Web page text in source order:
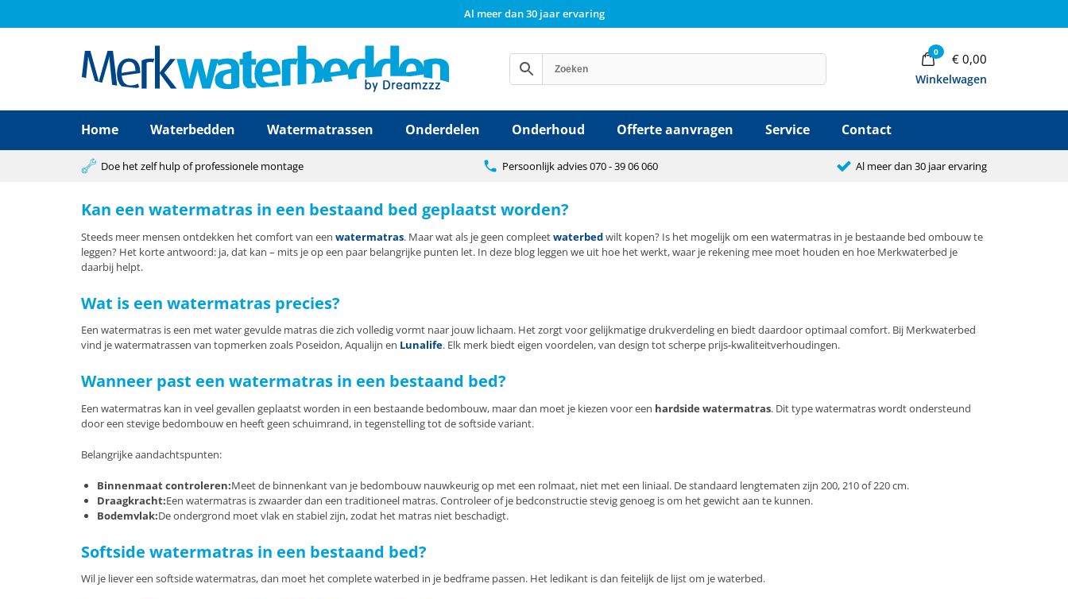
Al meer dan 30 jaar ervaring
0 €0,00
Winkelwagen
Home Waterbedden Watermatrassen Onderdelen Onderhoud Offerte aanvragen Service Contact
Doe het zelf hulp of professionele montage Persoonlijk advies 070 - 39 06 060 Al meer dan 30 jaar ervaring
Kan een watermatras in een bestaand bed geplaatst worden?
Steeds meer mensen ontdekken het comfort van een watermatras. Maar wat als je geen compleetwaterbedwilt kopen? Is het mogelijk om een watermatras in je bestaande bed ombouw te
leggen? Het korte antwoord: ja, dat kan – mits je op een paar belangrijke punten let. In deze blog leggen we uit hoe het werkt, waar je rekening mee moet houden en hoe Merkwaterbed je
daarbij helpt.
Wat is een watermatras precies?
Een watermatras is een met water gevulde matras die zich volledig vormt naar jouw lichaam. Het zorgt voor gelijkmatige drukverdeling en biedt daardoor optimaal comfort. Bij Merkwaterbed
vind je watermatrassen van topmerken zoals Poseidon, Aqualijn en Lunalife. Elk merk biedt eigen voordelen, van design tot scherpe prijs-kwaliteitverhoudingen.
Wanneer past een watermatras in een bestaand bed?
Een watermatras kan in veel gevallen geplaatst worden in een bestaande bedombouw, maar dan moet je kiezen voor een hardside watermatras. Dit type watermatras wordt ondersteund
door een stevige bedombouw en heeft geen schuimrand, in tegenstelling tot de softside variant.
Belangrijke aandachtspunten:
Binnenmaat controleren:Meet de binnenkant van je bedombouw nauwkeurig op met een rolmaat, niet met een liniaal. De standaard lengtematen zijn 200, 210 of 220 cm.
Draagkracht:Een watermatras is zwaarder dan een traditioneel matras. Controleer of je bedconstructie stevig genoeg is om het gewicht aan te kunnen.
Bodemvlak:De ondergrond moet vlak en stabiel zijn, zodat het matras niet beschadigt.
Softside watermatras in een bestaand bed?
Wil je liever een softside watermatras, dan moet het complete waterbed in je bedframe passen. Het ledikant is dan feitelijk de lijst om je waterbed.